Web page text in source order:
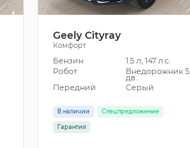
Geely Cityray
Комфорт
Бензин
1.5 л, 147 л.с.
Робот
Внедорожник 5
дв.
Передний
Серый
В наличии Спецпредложение
Гарантия